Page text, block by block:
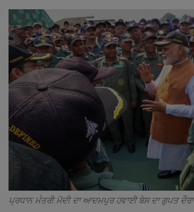
Contact
ਪ੍ਰਧਾਨ ਮੰਤਰੀ ਮੋਦੀ ਦਾ ਆਦਮਪੁਰ ਹਵਾਈ ਬੇਸ ਦਾ ਗੁਪਤ ਦੌਰਾ